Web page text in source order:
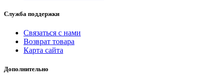
Служба поддержки
Связаться с нами
Возврат товара
Карта сайта
Дополнительно